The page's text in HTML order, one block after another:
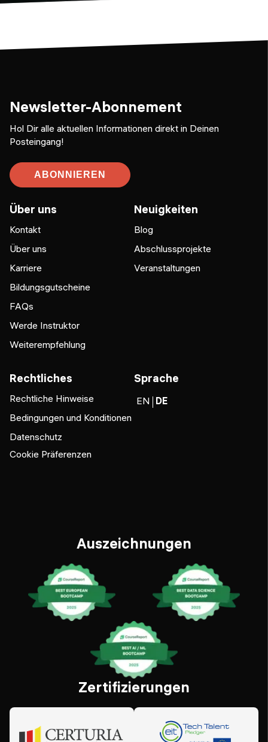
Newsletter-Abonnement
Hol Dir alle aktuellen Informationen direkt in Deinen
Posteingang!
ABONNIEREN
Über uns
Kontakt
Über uns
Karriere
Bildungsgutscheine
FAQs
Werde Instruktor
Weiterempfehlung
Neuigkeiten
Blog
Abschlussprojekte
Veranstaltungen
Rechtliches
Rechtliche Hinweise
Bedingungen und Konditionen
Datenschutz
Cookie Präferenzen
Sprache
EN DE
Auszeichnungen
Zertifizierungen